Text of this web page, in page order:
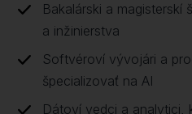
Bakalárski a
a inžinierstva
Softvéroví vývojári a
špecializovať na AI
Dátoví vedci a analytici,